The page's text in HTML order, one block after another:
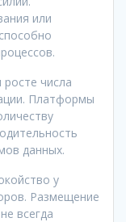
или
числа
Платформы
данных.
у
Размещение
всегда